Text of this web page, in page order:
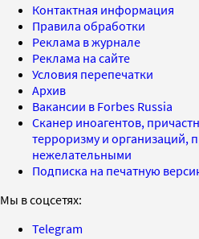
Контактная информация
Правила обработки
Реклама в журнале
Реклама на сайте
Условия перепечатки
Архив
Вакансии в Forbes Russia
Сканер иноагентов,
терроризму и организаций,
нежелательными
Подписка на печатную
Мы в соцсетях:
Telegram